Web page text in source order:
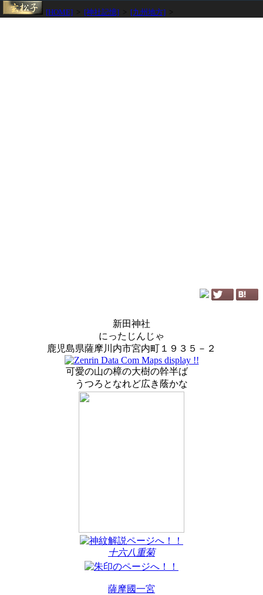
[HOME] [神社記憶] [九州地方]
新田神社
にったじんじゃ
鹿児島県薩摩川内市宮内町１９３５－２
可愛の山の樟の大樹の幹半ば
うつろとなれど広き蔭かな
十六八重菊
薩摩國一宮